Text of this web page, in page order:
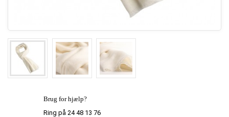
Brug for hjælp?
Ring på 24 48 13 76